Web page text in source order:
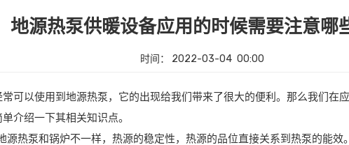
地源热泵供暖设备应用的时候需要注意哪
时间： 2022-03-04 00:00
可以使用到地源热泵，它的出现给我们带来了很大的便利。那么我们在
介绍一下其相关知识点。
源热泵和锅炉不一样，热源的稳定性，热源的品位直接关系到热泵的能